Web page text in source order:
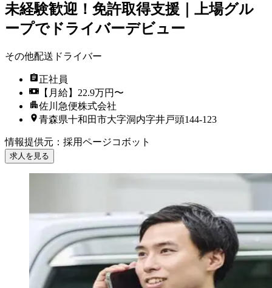
未経験歓迎！免許取得支援｜上場グル
ープでドライバーデビュー
その他配送ドライバー
正社員
【月給】22.9万円〜
佐川急便株式会社
青森県十和田市大字洞内字井戸頭144-123
情報提供元 ： 採用ページコボット
求人を見る